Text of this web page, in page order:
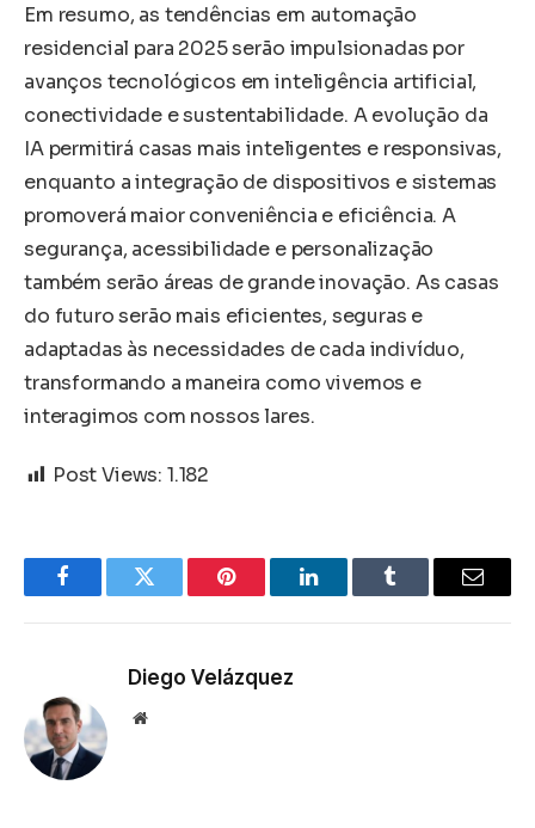
Em resumo, as tendências em automação
residencial para 2025 serão impulsionadas por
avanços tecnológicos em inteligência artificial,
conectividade e sustentabilidade. A evolução da
IA permitirá casas mais inteligentes e responsivas,
enquanto a integração de dispositivos e sistemas
promoverá maior conveniência e eficiência. A
segurança, acessibilidade e personalização
também serão áreas de grande inovação. As casas
do futuro serão mais eficientes, seguras e
adaptadas às necessidades de cada indivíduo,
transformando a maneira como vivemos e
interagimos com nossos lares.
Post Views: 1.182
FacebookTwitter Pinterest LinkedInTumblr Email
Diego Velázquez
Website